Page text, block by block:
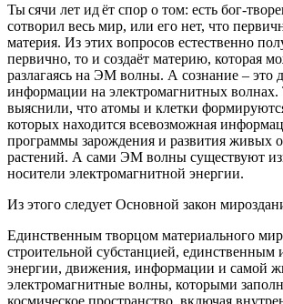
Ты сячи лет ид ёт спор о том: есть бог-
сотворил весь мир, или его нет, что
материя. Из этих вопросов естественно
первично, то и создаёт материю, которая
разлагаясь на ЭМ волны. А сознание – это
информации на электромагнитных
выяснили, что атомы и клетки
которых находится всевозможная
программы зарождения и развития живых
растений. А сами ЭМ волны существуют
носители электромагнитной энергии.
Из этого следует Основной закон
Единственным творцом материального
строительной субстанцией, единственным
энергии, движения, информации и самой
электромагнитные волны, которыми
космическое пространство, включая